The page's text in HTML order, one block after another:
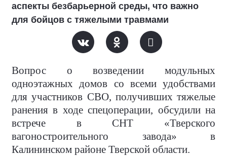
аспекты безбарьерной среды, что важно
для бойцов с тяжелыми травмами
Вопрос о возведении модульных
одноэтажных домов со всеми удобствами
для участников СВО, получивших тяжелые
ранения в ходе спецоперации, обсудили на
встрече в СНТ «Тверского
вагоностроительного завода» в
Калининском районе Тверской области.